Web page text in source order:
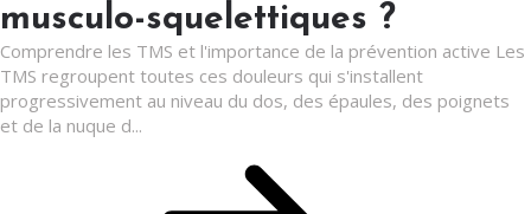
musculo-squelettiques ?
Comprendre les TMS et l'importance de la prévention active Les
TMS regroupent toutes ces douleurs qui s'installent
progressivement au niveau du dos, des épaules, des poignets
et de la nuque d...